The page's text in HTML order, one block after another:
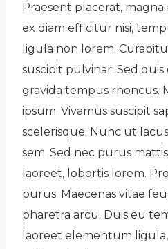
Praesent placerat,
ex diam efficitur nisi,
ligula non lorem.
suscipit pulvinar. Sed quis
gravida tempus rhoncus.
ipsum. Vivamus suscipit
scelerisque. Nunc ut
sem. Sed nec purus
laoreet, lobortis lorem.
purus. Maecenas vitae
pharetra arcu. Duis eu
laoreet elementum